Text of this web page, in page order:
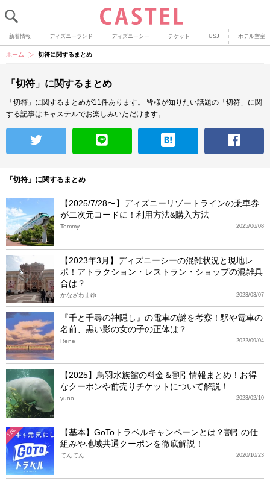
新着情報 ディズニーランド ディズニーシー チケット USJ ホテル空室
ホーム 切符に関するまとめ
「切符」に関するまとめ
「切符」に関するまとめが11件あります。
皆様が知りたい話題の「切符」に関
する記事はキャステルでお楽しみいただけます。
「切符」に関するまとめ
【2025/7/28〜】ディズニーリゾートラインの乗車券
が二次元コードに！利用方法&購入方法
2025/06/08
Tommy
【2023年3月】ディズニーシーの混雑状況と現地レ
ポ！アトラクション・レストラン・ショップの混雑具
合は？
2023/03/07
かなざわまゆ
『千と千尋の神隠し』の電車の謎を考察！駅や電車の
名前、黒い影の女の子の正体は？
2022/09/04
Rene
【2025】鳥羽水族館の料金＆割引情報まとめ！お得
なクーポンや前売りチケットについて解説！
2023/02/10
yuno
TDL
【基本】GoToトラベルキャンペーンとは？割引の仕
組みや地域共通クーポンを徹底解説！
2020/10/23
てんてん